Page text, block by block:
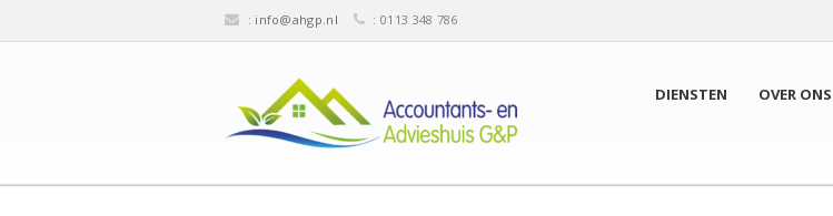
: info@ahgp.nl : 0113 348 786
DIENSTEN OVER ONS